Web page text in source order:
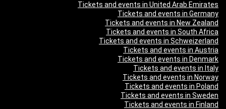
Tickets and events in United Arab Emirates
Tickets and events in Germany
Tickets and events in New Zealand
Tickets and events in South Africa
Tickets and events in Schweizerland
Tickets and events in Austria
Tickets and events in Denmark
Tickets and events in Italy
Tickets and events in Norway
Tickets and events in Poland
Tickets and events in Sweden
Tickets and events in Finland